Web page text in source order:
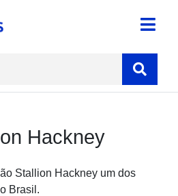
e reviews
Hackney
Stallion Hackney um dos
Brasil.